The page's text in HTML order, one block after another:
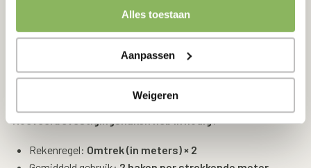
Alles toestaan
Aanpassen
Weigeren
maximale stevigheid.
Adviesaantal bevestigingshaken
Hoeveel bevestigingshaken heb ik nodig?
Rekenregel: Omtrek (in meters) × 2